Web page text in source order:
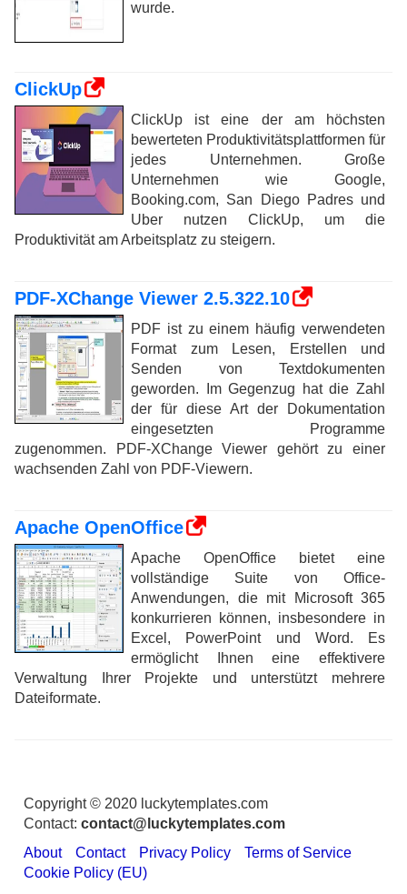
wurde.
ClickUp
ClickUp ist eine der am höchsten
bewerteten Produktivitätsplattformen für
jedes Unternehmen. Große
Unternehmen wie Google,
Booking.com, San Diego Padres und
Uber nutzen ClickUp, um die
Produktivität am Arbeitsplatz zu steigern.
PDF-XChange Viewer 2.5.322.10
PDF ist zu einem häufig verwendeten
Format zum Lesen, Erstellen und
Senden von Textdokumenten
geworden. Im Gegenzug hat die Zahl
der für diese Art der Dokumentation
eingesetzten Programme
zugenommen. PDF-XChange Viewer gehört zu einer
wachsenden Zahl von PDF-Viewern.
Apache OpenOffice
Apache OpenOffice bietet eine
vollständige Suite von Office-
Anwendungen, die mit Microsoft 365
konkurrieren können, insbesondere in
Excel, PowerPoint und Word. Es
ermöglicht Ihnen eine effektivere
Verwaltung Ihrer Projekte und unterstützt mehrere
Dateiformate.
Copyright © 2020 luckytemplates.com
Contact: contact@luckytemplates.com
About
Contact Privacy Policy
Terms of Service
Cookie Policy (EU)